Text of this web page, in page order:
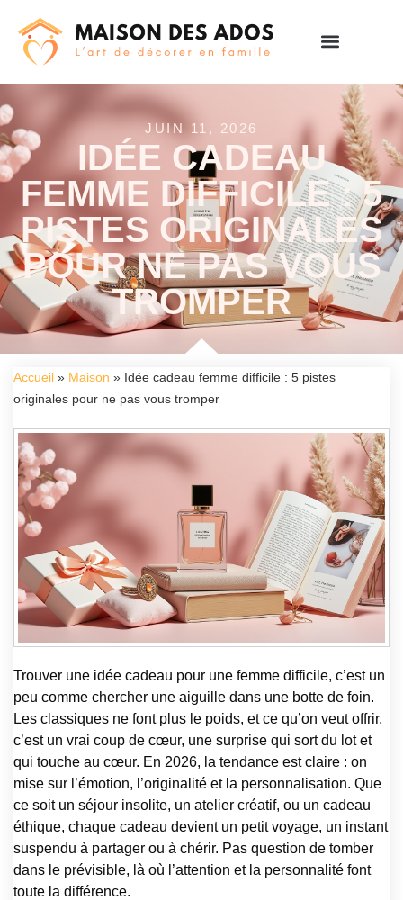
JUIN 11, 2026
IDÉE CADEAU
FEMME DIFFICILE : 5
PISTES ORIGINALES
POUR NE PAS VOUS
TROMPER
Accueil » Maison » Idée cadeau femme difficile : 5 pistes
originales pour ne pas vous tromper
Trouver une idée cadeau pour une femme difficile, c’est un
peu comme chercher une aiguille dans une botte de foin.
Les classiques ne font plus le poids, et ce qu’on veut offrir,
c’est un vrai coup de cœur, une surprise qui sort du lot et
qui touche au cœur. En 2026, la tendance est claire : on
mise sur l’émotion, l’originalité et la personnalisation. Que
ce soit un séjour insolite, un atelier créatif, ou un cadeau
éthique, chaque cadeau devient un petit voyage, un instant
suspendu à partager ou à chérir. Pas question de tomber
dans le prévisible, là où l’attention et la personnalité font
toute la différence.